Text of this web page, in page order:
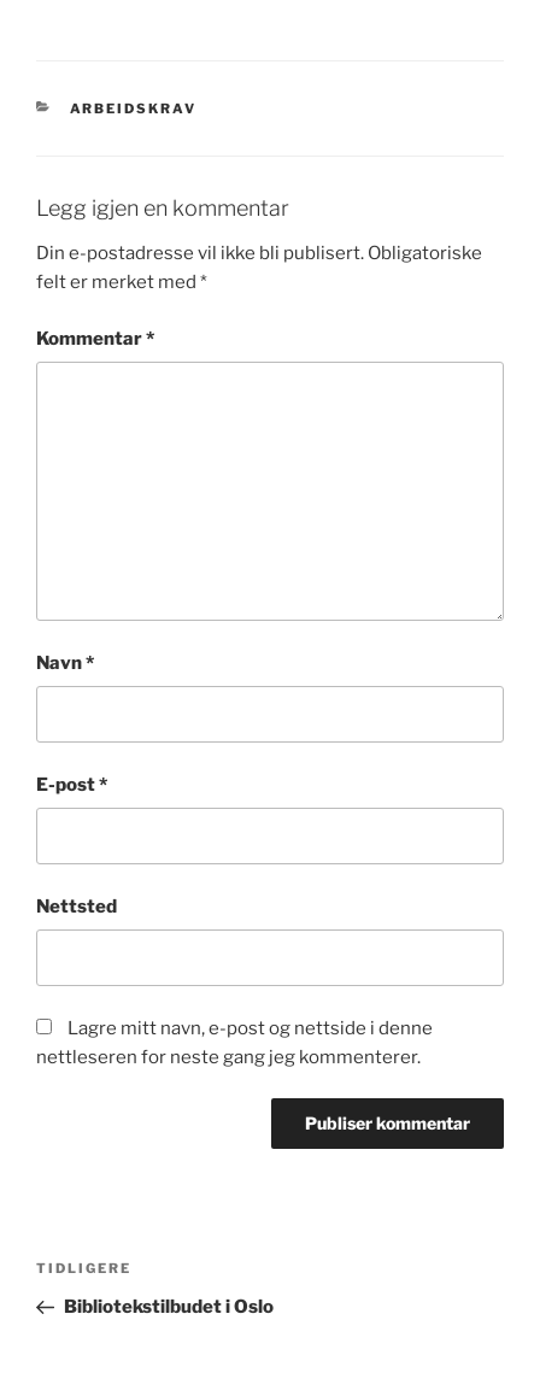
KATEGORIER
ARBEIDSKRAV
Legg igjen en kommentar
Din e-postadresse vil ikke bli publisert. Obligatoriske
felt er merket med *
Kommentar*
Navn*
E-post*
Nettsted
Lagre mitt navn, e-post og nettside i denne
nettleseren for neste gang jeg kommenterer.
Innleggsnavigasjon
Forrige
innlegg
TIDLIGERE
Bibliotekstilbudet i Oslo